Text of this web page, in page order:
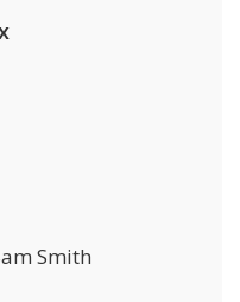
Smith